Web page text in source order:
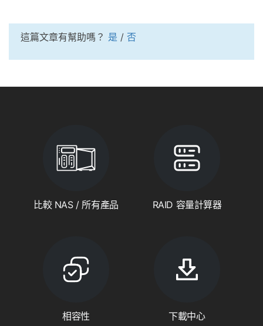
這篇文章有幫助嗎？ 是 / 否
比較 NAS / 所有產品 RAID 容量計算器
相容性 下載中心